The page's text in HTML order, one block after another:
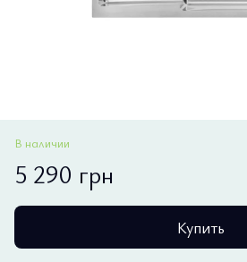
В наличии
5 290 грн
Купить